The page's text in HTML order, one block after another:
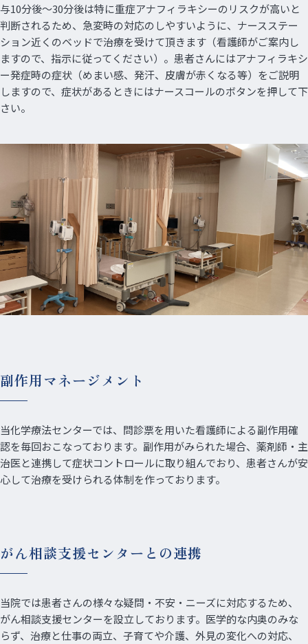
与10分後～30分後は特に重症アナフィラキシーのリスクが高いと
判断されるため、急変時の対応のしやすいように、ナースステー
ション近くのベッドで治療を受けて頂きます（看護師がご案内し
ますので、指示に従ってください）。患者さんにはアナフィラキシ
ー発症時の症状（めまい感、発汗、皮膚が赤くなる等）をご説明
しますので、症状があるときにはナースコールのボタンを押して下
さい。
副作用マネージメント
当化学療法センターでは、問診票を用いた看護師による副作用確
認を毎回おこなっております。副作用がみられた場合、薬剤師・主
治医と連携して症状コントロールに取り組んでおり、患者さんが安
心して治療を受けられる体制を作っております。
がん相談支援センターとの連携
当院では患者さんの様々な疑問・不安・ニーズに対応するため、
がん相談支援センターを設立しております。医学的な内奥のみな
らず、治療と仕事の両立、子育てや介護、外見の変化への対応、